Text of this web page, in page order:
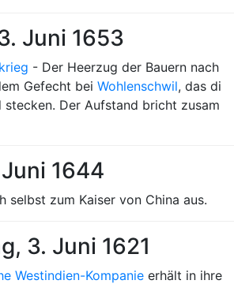
Juni 1653
- Der Heerzug der Bauern nach
Gefecht bei Wohlenschwil, das di
stecken. Der Aufstand bricht zusam
1644
selbst zum Kaiser von China aus.
3. Juni 1621
Westindien-Kompanie erhält in ihre